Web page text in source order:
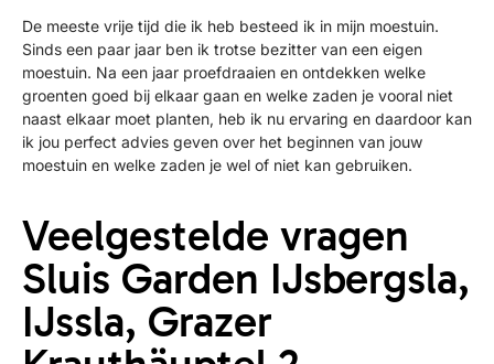
De meeste vrije tijd die ik heb besteed ik in mijn moestuin.
Sinds een paar jaar ben ik trotse bezitter van een eigen
moestuin. Na een jaar proefdraaien en ontdekken welke
groenten goed bij elkaar gaan en welke zaden je vooral niet
naast elkaar moet planten, heb ik nu ervaring en daardoor kan
ik jou perfect advies geven over het beginnen van jouw
moestuin en welke zaden je wel of niet kan gebruiken.
Veelgestelde vragen
Sluis Garden IJsbergsla,
IJssla, Grazer